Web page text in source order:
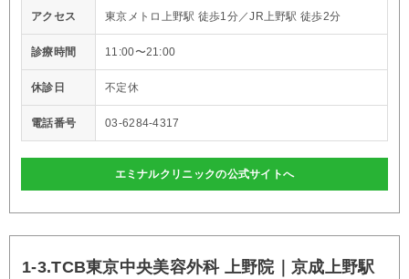
アクセス 東京メトロ上野駅 徒歩1分／JR上野駅 徒歩2分
診療時間 11:00〜21:00
休診日 不定休
電話番号 03-6284-4317
エミナルクリニックの公式サイトへ
1-3.TCB東京中央美容外科 上野院｜京成上野駅